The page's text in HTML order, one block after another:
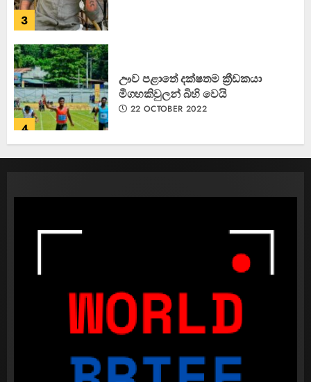
3
4
ඌව පළාතේ දක්ෂතම ක්‍රීඩකයා
මීගහකිවුලන් බිහි වෙයි
22 OCTOBER 2022
කැණීම් වලදී හමුවුන ලිංගික උපකරණ
23 FEBRUARY 2023